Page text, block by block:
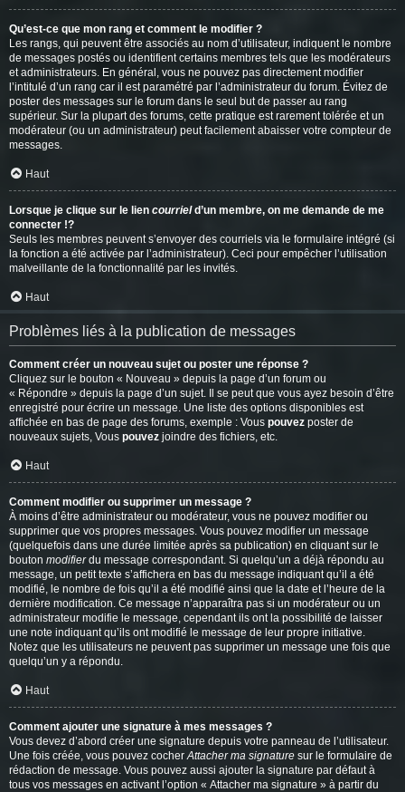
Qu’est-ce que mon rang et comment le modifier ?
Les rangs, qui peuvent être associés au nom d’utilisateur, indiquent le nombre
de messages postés ou identifient certains membres tels que les modérateurs
et administrateurs. En général, vous ne pouvez pas directement modifier
l’intitulé d’un rang car il est paramétré par l’administrateur du forum. Évitez de
poster des messages sur le forum dans le seul but de passer au rang
supérieur. Sur la plupart des forums, cette pratique est rarement tolérée et un
modérateur (ou un administrateur) peut facilement abaisser votre compteur de
messages.
Haut
Lorsque je clique sur le lien courrield’un membre, on me demande de me
connecter !?
Seuls les membres peuvent s’envoyer des courriels via le formulaire intégré (si
la fonction a été activée par l’administrateur). Ceci pour empêcher l’utilisation
malveillante de la fonctionnalité par les invités.
Haut
Problèmes liés à la publication de messages
Comment créer un nouveau sujet ou poster une réponse ?
Cliquez sur le bouton « Nouveau » depuis la page d’un forum ou
« Répondre » depuis la page d’un sujet. Il se peut que vous ayez besoin d’être
enregistré pour écrire un message. Une liste des options disponibles est
affichée en bas de page des forums, exemple : Vous pouvez poster de
nouveaux sujets, Vous pouvez joindre des fichiers, etc.
Haut
Comment modifier ou supprimer un message ?
À moins d’être administrateur ou modérateur, vous ne pouvez modifier ou
supprimer que vos propres messages. Vous pouvez modifier un message
(quelquefois dans une durée limitée après sa publication) en cliquant sur le
bouton modifierdu message correspondant. Si quelqu’un a déjà répondu au
message, un petit texte s’affichera en bas du message indiquant qu’il a été
modifié, le nombre de fois qu’il a été modifié ainsi que la date et l’heure de la
dernière modification. Ce message n’apparaîtra pas si un modérateur ou un
administrateur modifie le message, cependant ils ont la possibilité de laisser
une note indiquant qu’ils ont modifié le message de leur propre initiative.
Notez que les utilisateurs ne peuvent pas supprimer un message une fois que
quelqu’un y a répondu.
Haut
Comment ajouter une signature à mes messages ?
Vous devez d’abord créer une signature depuis votre panneau de l’utilisateur.
Une fois créée, vous pouvez cocherAttacher ma signature sur le formulaire de
rédaction de message. Vous pouvez aussi ajouter la signature par défaut à
tous vos messages en activant l’option « Attacher ma signature » à partir du